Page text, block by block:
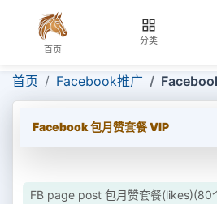
首页
分类
首页 Facebook推广
Facebook 包月赞套餐 VIP
FB page post 包月赞套餐(likes)(80